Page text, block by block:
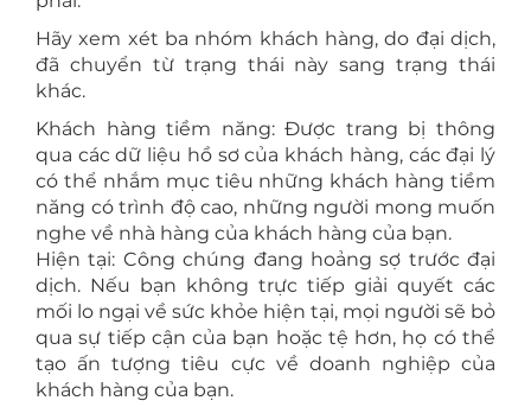
Hãy xem xét ba nhóm khách hàng, do đại dịch,
đã chuyển từ trạng thái này sang trạng thái
khác.
Khách hàng tiềm năng: Được trang bị thông
qua các dữ liệu hồ sơ của khách hàng, các đại lý
có thể nhắm mục tiêu những khách hàng tiềm
năng có trình độ cao, những người mong muốn
nghe về nhà hàng của khách hàng của bạn.
Hiện tại: Công chúng đang hoảng sợ trước đại
dịch. Nếu bạn không trực tiếp giải quyết các
mối lo ngại về sức khỏe hiện tại, mọi người sẽ bỏ
qua sự tiếp cận của bạn hoặc tệ hơn, họ có thể
tạo ấn tượng tiêu cực về doanh nghiệp của
khách hàng của bạn.